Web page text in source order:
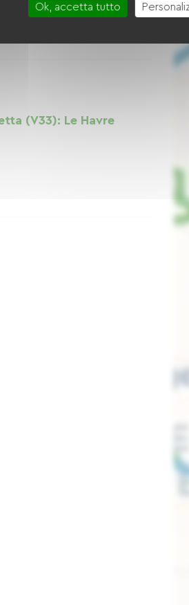
(V33): Le Havre
Ok, accetta tutto